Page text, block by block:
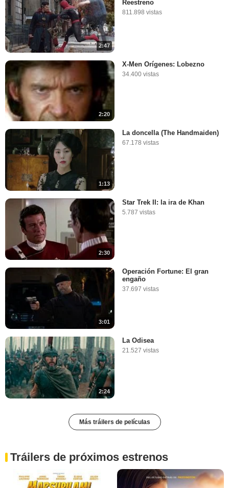
2:47
Reestreno
811.898 vistas
2:20
X-Men Orígenes: Lobezno
34.400 vistas
1:13
La doncella (The Handmaiden)
67.178 vistas
2:30
Star Trek II: la ira de Khan
5.787 vistas
3:01
Operación Fortune: El gran
engaño
37.697 vistas
2:24
La Odisea
21.527 vistas
Más tráilers de películas
Tráilers de próximos estrenos